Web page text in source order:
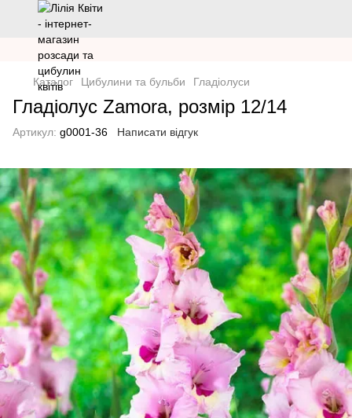
Каталог Цибулини та бульби Гладіолуси
Гладіолус Zamora, розмір 12/14
Артикул: g0001-36 Написати відгук